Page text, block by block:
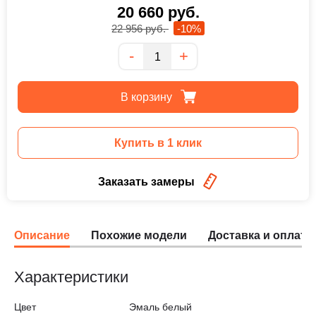
20 660руб.
22 956руб. -10%
Количество
- +
В корзину
Купить в 1 клик
Заказать замеры
Описание Похожие модели Доставка и оплата
Характеристики
Цвет Эмаль белый